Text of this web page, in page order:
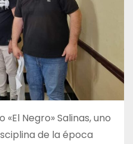
Negro» Salinas, uno
de la época